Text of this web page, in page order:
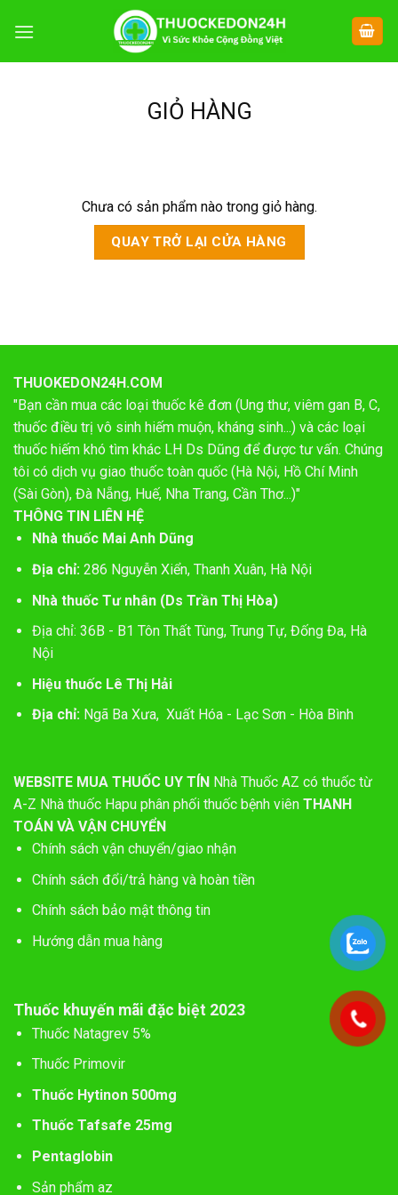
đến
GIỎ HÀNG
Chưa có sản phẩm nào trong giỏ hàng.
QUAY TRỞ LẠI CỬA HÀNG
THUOKEDON24H.COM
"Bạn cần mua các loại thuốc kê đơn (Ung thư, viêm gan B, C,
thuốc điều trị vô sinh hiếm muộn, kháng sinh...) và các loại
thuốc hiếm khó tìm khác LH Ds Dũng để được tư vấn. Chúng
tôi có dịch vụ giao thuốc toàn quốc (Hà Nội, Hồ Chí Minh
(Sài Gòn), Đà Nẵng, Huế, Nha Trang, Cần Thơ...)"
THÔNG TIN LIÊN HỆ
Nhà thuốc Mai Anh Dũng
Địa chỉ:286 Nguyễn Xiển, Thanh Xuân, Hà Nội
Nhà thuốc Tư nhân (Ds Trần Thị Hòa)
Địa chỉ: 36B - B1 Tôn Thất Tùng, Trung Tự, Đống Đa, Hà
Nội
Hiệu thuốc Lê Thị Hải
Địa chỉ: Ngã Ba Xưa, Xuất Hóa - Lạc Sơn - Hòa Bình
WEBSITE MUA THUỐC UY TÍN Nhà Thuốc AZ có thuốc từ
A-Z Nhà thuốc Hapu phân phối thuốc bệnh viên THANH
TOÁN VÀ VẬN CHUYỂN
Chính sách vận chuyển/giao nhận
Chính sách đổi/trả hàng và hoàn tiền
Chính sách bảo mật thông tin
Hướng dẫn mua hàng
Thuốc khuyến mãi đặc biệt 2023
Thuốc Natagrev 5%
Thuốc Primovir
Thuốc Hytinon 500mg
Thuốc Tafsafe 25mg
Pentaglobin
Sản phẩm az